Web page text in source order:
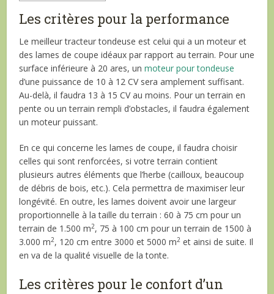
Les critères pour la performance
Le meilleur tracteur tondeuse est celui qui a un moteur et
des lames de coupe idéaux par rapport au terrain. Pour une
surface inférieure à 20 ares, unmoteur pour tondeuse
d’une puissance de 10 à 12 CV sera amplement suffisant.
Au-delà, il faudra 13 à 15 CV au moins. Pour un terrain en
pente ou un terrain rempli d’obstacles, il faudra également
un moteur puissant.
En ce qui concerne les lames de coupe, il faudra choisir
celles qui sont renforcées, si votre terrain contient
plusieurs autres éléments que l’herbe (cailloux, beaucoup
de débris de bois, etc.). Cela permettra de maximiser leur
longévité. En outre, les lames doivent avoir une largeur
proportionnelle à la taille du terrain : 60 à 75 cm pour un
terrain de 1.500 m2, 75 à 100 cm pour un terrain de 1500 à
3.000 m2, 120 cm entre 3000 et 5000 m2 et ainsi de suite. Il
en va de la qualité visuelle de la tonte.
Les critères pour le confort d’un